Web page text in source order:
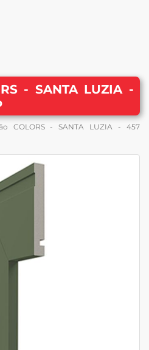
- SANTA LUZIA -
COLORS - SANTA LUZIA - 457